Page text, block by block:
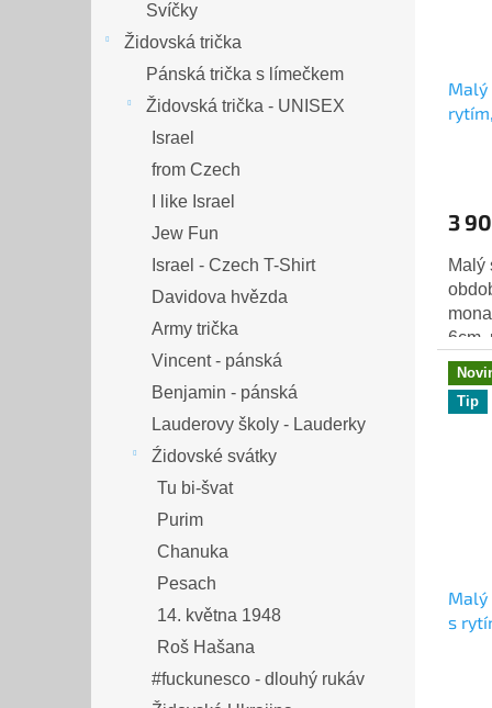
Svíčky
Židovská trička
Pánská trička s límečkem
Židovská trička - UNISEX
Israel
from Czech
I like Israel
Jew Fun
Israel - Czech T-Shirt
Davidova hvězda
Army trička
Vincent - pánská
Benjamin - pánská
Lauderovy školy - Lauderky
Źidovské svátky
Tu bi-švat
Purim
Chanuka
Pesach
14. května 1948
Roš Hašana
#fuckunesco - dlouhý rukáv
Malý
3
Malý
6cm,
Tip
Malý
s